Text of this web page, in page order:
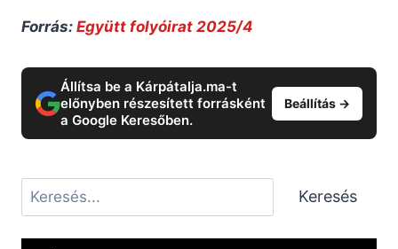
Forrás: Együtt folyóirat 2025/4
Állítsa be a Kárpátalja.ma-t
előnyben részesített forrásként
a Google Keresőben.
Beállítás →
Keresés Keresés